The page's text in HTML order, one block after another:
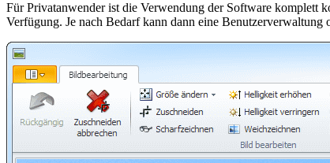
Für Privatanwender ist die Verwendung der Software komplett
Verfügung. Je nach Bedarf kann dann eine